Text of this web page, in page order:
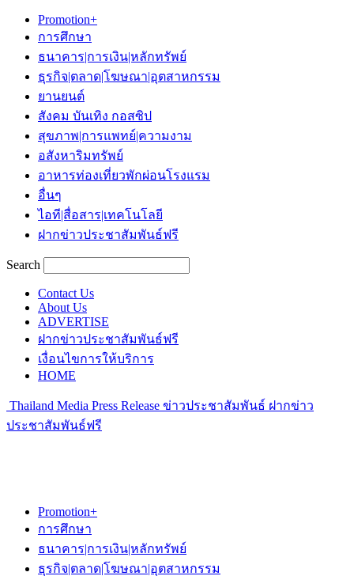
Promotion+
การศึกษา
ธนาคาร|การเงิน|หลักทรัพย์
ธุรกิจ|ตลาด|โฆษณา|อุตสาหกรรม
ยานยนต์
สังคม บันเทิง กอสซิป
สุขภาพ|การแพทย์|ความงาม
อสังหาริมทรัพย์
อาหารท่องเที่ยวพักผ่อนโรงแรม
อื่นๆ
ไอที|สื่อสาร|เทคโนโลยี
ฝากข่าวประชาสัมพันธ์ฟรี
Search
Contact Us
About Us
ADVERTISE
ฝากข่าวประชาสัมพันธ์ฟรี
เงื่อนไขการให้บริการ
HOME
Thailand Media Press Release ข่าวประชาสัมพันธ์ ฝากข่าว
ประชาสัมพันธ์ฟรี
Promotion+
การศึกษา
ธนาคาร|การเงิน|หลักทรัพย์
ธุรกิจ|ตลาด|โฆษณา|อุตสาหกรรม